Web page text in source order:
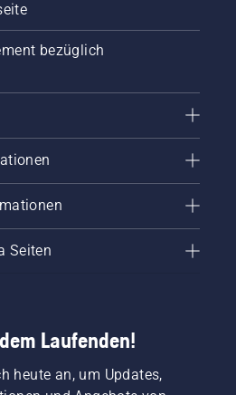
bezüglich
Seiten
Laufenden!
heute an, um Updates,